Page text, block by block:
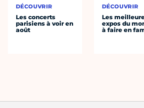
DÉCOUVRIR
Les concerts
parisiens à voir en
août
DÉCOUVRIR
Les
expos du
à faire en